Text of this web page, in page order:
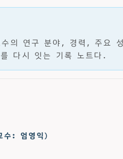
수의 연구 분야, 경력, 주요
다시 잇는 기록 노트다.
수: 엄영익)